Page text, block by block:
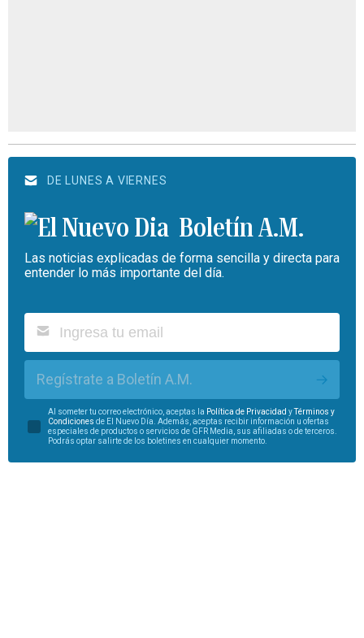
DE LUNES A VIERNES
Boletín A.M.
Las noticias explicadas de forma sencilla y directa para
entender lo más importante del día.
Regístrate a Boletín A.M.
Al someter tu correo electrónico, aceptas la Política de Privacidad yTérminos y
Condiciones de El Nuevo Día. Además, aceptas recibir información u ofertas
especiales de productos o servicios de GFR Media, sus afiliadas o de terceros.
Podrás optar salirte de los boletines en cualquier momento.